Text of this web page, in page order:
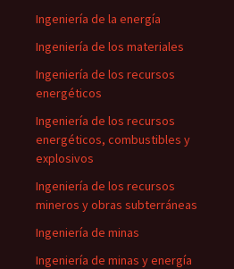
Ingeniería de la energía
Ingeniería de los materiales
Ingeniería de los recursos
energéticos
Ingeniería de los recursos
energéticos, combustibles y
explosivos
Ingeniería de los recursos
mineros y obras subterráneas
Ingeniería de minas
Ingeniería de minas y energía